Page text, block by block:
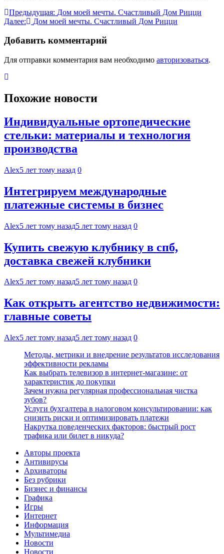
Навигация
по
записям
Предыдущая: Дом моей мечты. Счастливый Дом Рицци
Далее:
Дом моей мечты. Счастливый Дом Рицци
Добавить комментарий
Для отправки комментария вам необходимо авторизоваться.
Похожие новости
Индивидуальные ортопедические
стельки: материалы и технология
производства
Alex5 лет тому назад 0
Интегрируем международные
платежные системы в бизнес
Alex5 лет тому назад5 лет тому назад 0
Купить свежую клубнику в спб,
доставка свежей клубники
Alex5 лет тому назад5 лет тому назад 0
Как открыть агентство недвижимости:
главные советы
Alex5 лет тому назад5 лет тому назад 0
Методы, метрики и внедрение результатов исследования
эффективности рекламы
Как выбрать телевизор в интернет-магазине: от
характеристик до покупки
Зачем нужна регулярная профессиональная чистка
зубов?
Услуги бухгалтера в налоговом консультировании: как
снизить риски и оптимизировать платежи
Накрутка поведенческих факторов: быстрый рост
трафика или билет в никуда?
Авторы проекта
Антивирусы
Архиваторы
Без рубрики
Бизнес и финансы
Графика
Игры
Интернет
Информация
Мультимедиа
Новости
Новости